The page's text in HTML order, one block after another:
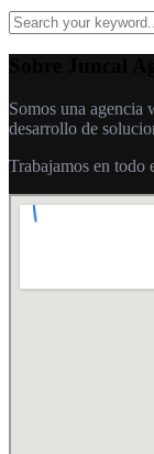
Somos una agencia
desarrollo de
Trabajamos en todo